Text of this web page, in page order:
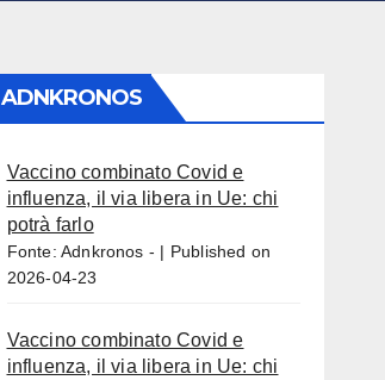
ADNKRONOS
Vaccino combinato Covid e
influenza, il via libera in Ue: chi
potrà farlo
Fonte: Adnkronos -
Published on
2026-04-23
Vaccino combinato Covid e
influenza, il via libera in Ue: chi